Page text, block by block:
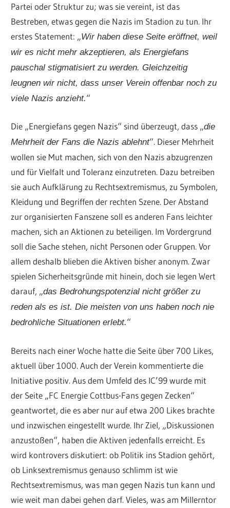
Partei oder Struktur zu; was sie vereint, ist das
Bestreben, etwas gegen die Nazis im Stadion zu tun. Ihr
erstes Statement: „Wir haben diese Seite eröffnet, weil
wir es nicht mehr akzeptieren, als Energiefans
pauschal stigmatisiert zu werden. Gleichzeitig
leugnen wir nicht, dass unser Verein offenbar noch zu
viele Nazis anzieht.“
Die „Energiefans gegen Nazis“ sind überzeugt, dass „die
Mehrheit der Fans die Nazis ablehnt“. Dieser Mehrheit
wollen sie Mut machen, sich von den Nazis abzugrenzen
und für Vielfalt und Toleranz einzutreten. Dazu betreiben
sie auch Aufklärung zu Rechtsextremismus, zu Symbolen,
Kleidung und Begriffen der rechten Szene. Der Abstand
zur organisierten Fanszene soll es anderen Fans leichter
machen, sich an Aktionen zu beteiligen. Im Vordergrund
soll die Sache stehen, nicht Personen oder Gruppen. Vor
allem deshalb blieben die Aktiven bisher anonym. Zwar
spielen Sicherheitsgründe mit hinein, doch sie legen Wert
darauf, „das Bedrohungspotenzial nicht größer zu
reden als es ist. Die meisten von uns haben noch nie
bedrohliche Situationen erlebt.“
Bereits nach einer Woche hatte die Seite über 700 Likes,
aktuell über 1000. Auch der Verein kommentierte die
Initiative positiv. Aus dem Umfeld des IC’99 wurde mit
der Seite „FC Energie Cottbus-Fans gegen Zecken“
geantwortet, die es aber nur auf etwa 200 Likes brachte
und inzwischen eingestellt wurde. Ihr Ziel, „Diskussionen
anzustoßen“, haben die Aktiven jedenfalls erreicht. Es
wird kontrovers diskutiert: ob Politik ins Stadion gehört,
ob Linksextremismus genauso schlimm ist wie
Rechtsextremismus, was man gegen Nazis tun kann und
wie weit man dabei gehen darf. Vieles, was am Millerntor